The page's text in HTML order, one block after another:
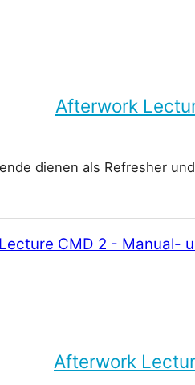
Afterwork
dienen als Refresher
Afterwork